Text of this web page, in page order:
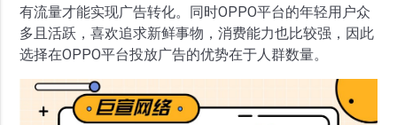
有流量才能实现广告转化。同时OPPO平台的年轻用户众
多且活跃，喜欢追求新鲜事物，消费能力也比较强，因此
选择在OPPO平台投放广告的优势在于人群数量。